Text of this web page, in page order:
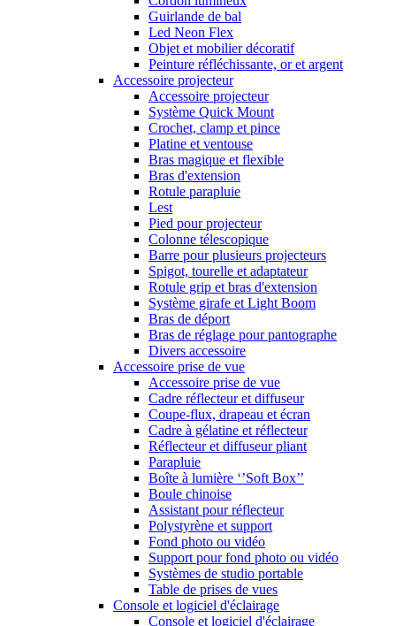
Guirlande de bal
Led Neon Flex
Objet et mobilier décoratif
Peinture réfléchissante, or et argent
Accessoire projecteur
Accessoire projecteur
Système Quick Mount
Crochet, clamp et pince
Platine et ventouse
Bras magique et flexible
Bras d'extension
Rotule parapluie
Lest
Pied pour projecteur
Colonne télescopique
Barre pour plusieurs projecteurs
Spigot, tourelle et adaptateur
Rotule grip et bras d'extension
Système girafe et Light Boom
Bras de déport
Bras de réglage pour pantographe
Divers accessoire
Accessoire prise de vue
Accessoire prise de vue
Cadre réflecteur et diffuseur
Coupe-flux, drapeau et écran
Cadre à gélatine et réflecteur
Réflecteur et diffuseur pliant
Parapluie
Boîte à lumière ‘’Soft Box’’
Boule chinoise
Assistant pour réflecteur
Polystyrène et support
Fond photo ou vidéo
Support pour fond photo ou vidéo
Systèmes de studio portable
Table de prises de vues
Console et logiciel d'éclairage
Console et logiciel d'éclairage